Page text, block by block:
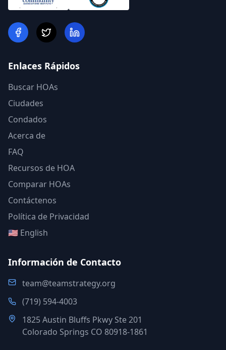
Enlaces Rápidos
Buscar HOAs
Ciudades
Condados
Acerca de
FAQ
Recursos de HOA
Comparar HOAs
Contáctenos
Política de Privacidad
🇺🇸 English
Información de Contacto
team@teamstrategy.org
(719) 594-4003
1825 Austin Bluffs Pkwy Ste 201
Colorado Springs CO 80918-1861